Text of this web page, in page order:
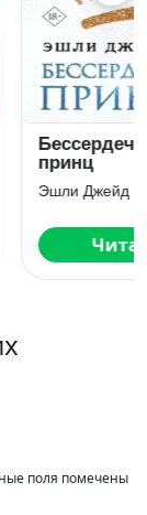
поля помечены